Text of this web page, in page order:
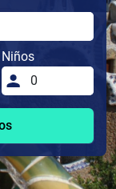
Niños